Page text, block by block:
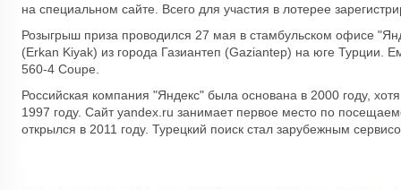
на специальном сайте. Всего для участия в лотерее
Розыгрыш приза проводился 27 мая в стамбульском офисе
(Erkan Kiyak) из города Газиантеп (Gaziantep) на юге Турции.
560-4 Coupe.
Российская компания "Яндекс" была основана в 2000 году,
1997 году. Сайт yandex.ru занимает первое место по
открылся в 2011 году. Турецкий поиск стал зарубежным